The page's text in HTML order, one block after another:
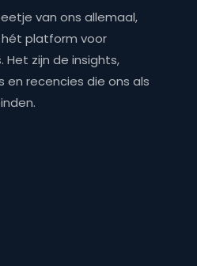
van ons allemaal,
hét platform voor
zijn de insights,
en recencies die ons als